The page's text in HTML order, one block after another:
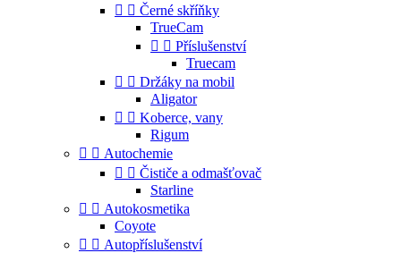
  Černé skříňky
TrueCam
  Příslušenství
Truecam
  Držáky na mobil
Aligator
  Koberce, vany
Rigum
  Autochemie
  Čističe a odmašťovač
Starline
  Autokosmetika
Coyote
  Autopříslušenství